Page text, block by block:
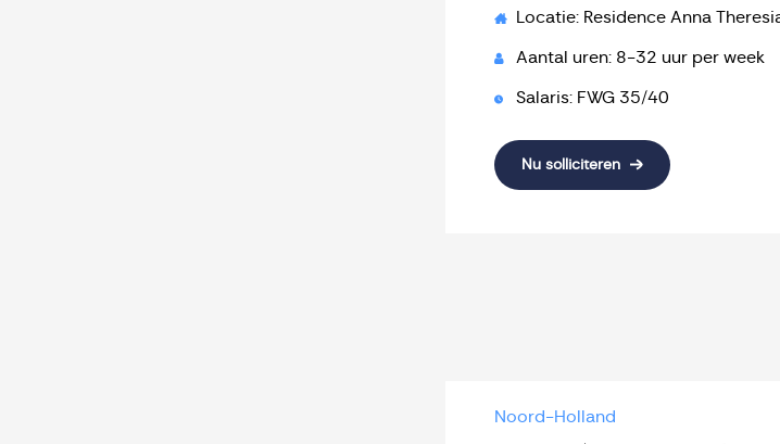
Locatie: Residence Anna
Aantal uren: 8-32 uur per week
Salaris: FWG 35/40
Nu solliciteren
Noord-Holland